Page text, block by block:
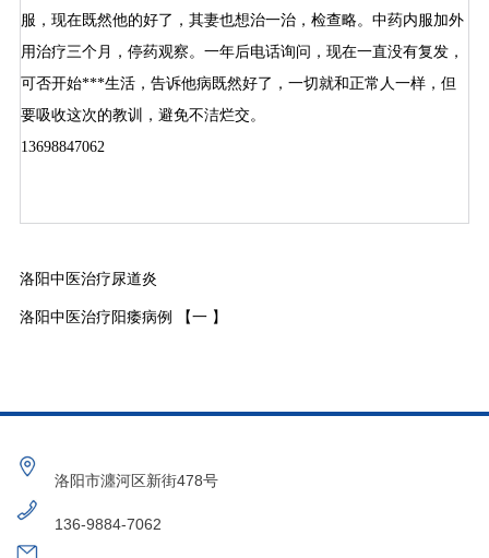
服，现在既然他的好了，其妻也想治一治，检查略。中药内服加外
用治疗三个月，停药观察。一年后电话询问，现在一直没有复发，
可否开始***生活，告诉他病既然好了，一切就和正常人一样，但
要吸收这次的教训，避免不洁烂交。
13698847062
洛阳中医治疗尿道炎
洛阳中医治疗阳痿病例 【一 】
洛阳市瀍河区新街478号
136-9884-7062